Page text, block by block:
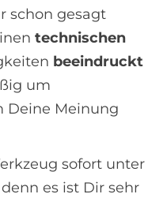
schon gesagt
technischen
beeindruckt
um
Deine Meinung
sofort unter
es ist Dir sehr